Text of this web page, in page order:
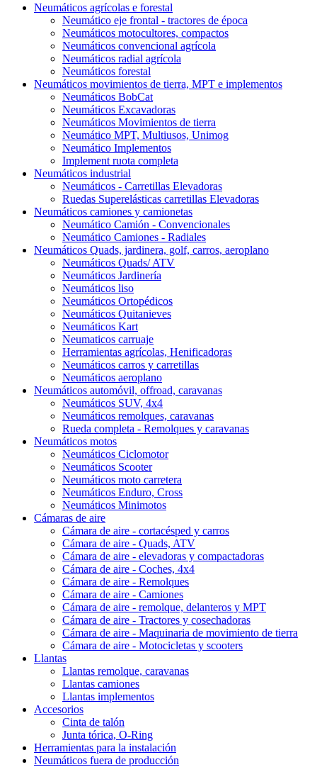
Neumáticos agrícolas e forestal
Neumático eje frontal - tractores de época
Neumáticos motocultores, compactos
Neumáticos convencional agrícola
Neumáticos radial agrícola
Neumáticos forestal
Neumáticos movimientos de tierra, MPT e implementos
Neumáticos BobCat
Neumáticos Excavadoras
Neumáticos Movimientos de tierra
Neumático MPT, Multiusos, Unimog
Neumático Implementos
Implement ruota completa
Neumáticos industrial
Neumáticos - Carretillas Elevadoras
Ruedas Superelásticas carretillas Elevadoras
Neumáticos camiones y camionetas
Neumático Camión - Convencionales
Neumático Camiones - Radiales
Neumáticos Quads, jardinera, golf, carros, aeroplano
Neumáticos Quads/ ATV
Neumáticos Jardinería
Neumáticos liso
Neumáticos Ortopédicos
Neumáticos Quitanieves
Neumáticos Kart
Neumaticos carruaje
Herramientas agrícolas, Henificadoras
Neumáticos carros y carretillas
Neumáticos aeroplano
Neumáticos automóvil, offroad, caravanas
Neumáticos SUV, 4x4
Neumáticos remolques, caravanas
Rueda completa - Remolques y caravanas
Neumáticos motos
Neumáticos Ciclomotor
Neumáticos Scooter
Neumáticos moto carretera
Neumáticos Enduro, Cross
Neumáticos Minimotos
Cámaras de aire
Cámara de aire - cortacésped y carros
Cámara de aire - Quads, ATV
Cámara de aire - elevadoras y compactadoras
Cámara de aire - Coches, 4x4
Cámara de aire - Remolques
Cámara de aire - Camiones
Cámara de aire - remolque, delanteros y MPT
Cámara de aire - Tractores y cosechadoras
Cámara de aire - Maquinaria de movimiento de tierra
Cámara de aire - Motocicletas y scooters
Llantas
Llantas remolque, caravanas
Llantas camiones
Llantas implementos
Accesorios
Cinta de talón
Junta tórica, O-Ring
Herramientas para la instalación
Neumáticos fuera de producción